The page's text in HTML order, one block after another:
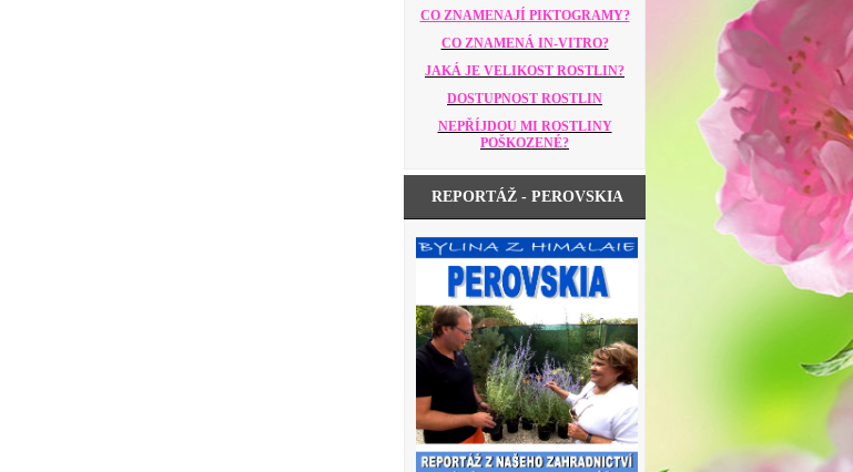
CO ZNAMENAJÍ PIKTOGRAMY?
CO ZNAMENÁ IN-VITRO?
JAKÁ JE VELIKOST ROSTLIN?
DOSTUPNOST ROSTLIN
NEPŘÍJDOU MI ROSTLINY
POŠKOZENÉ?
REPORTÁŽ - PEROVSKIA